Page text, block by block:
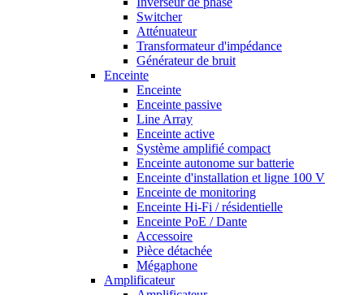
Switcher
Atténuateur
Transformateur d'impédance
Générateur de bruit
Enceinte
Enceinte
Enceinte passive
Line Array
Enceinte active
Système amplifié compact
Enceinte autonome sur batterie
Enceinte d'installation et ligne 100 V
Enceinte de monitoring
Enceinte Hi-Fi / résidentielle
Enceinte PoE / Dante
Accessoire
Pièce détachée
Mégaphone
Amplificateur